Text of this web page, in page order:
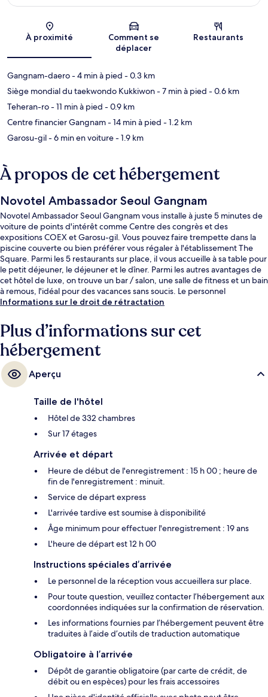
Carte
À proximité
Comment se
déplacer
Restaurants
Gangnam-daero- 4 min à pied - 0.3 km
Siège mondial du taekwondo Kukkiwon- 7 min à pied - 0.6 km
Teheran-ro- 11 min à pied - 0.9 km
Centre financier Gangnam- 14 min à pied - 1.2 km
Garosu-gil- 6 min en voiture- 1.9 km
À propos de cet hébergement
Novotel Ambassador Seoul Gangnam
Novotel Ambassador Seoul Gangnam vous installe à juste 5 minutes de
voiture de points d'intérêt comme Centre des congrès et des
expositions COEX et Garosu-gil. Vous pouvez faire trempette dans la
piscine couverte ou bien préférer vous régaler à l'établissement The
Square. Parmi les 5 restaurants sur place, il vous accueille à sa table pour
le petit déjeuner, le déjeuner et le dîner. Parmi les autres avantages de
cet hôtel de luxe, on trouve un bar / salon, une salle de fitness et un bain
à remous, l'idéal pour des vacances sans soucis. Le personnel
attentionné et la présentation générale remportent un vif succès auprès
distance à pied des transports publics : Station de métro Sinnonhyeon
se trouve à 4 min et Station Eonju, à 6 min.
Informations sur le droit de rétractation
Plus d’informations sur cet
hébergement
Aperçu
Taille de l'hôtel
Hôtel de 332 chambres
Sur 17 étages
Arrivée et départ
Heure de début de l'enregistrement : 15 h 00 ; heure de
fin de l'enregistrement : minuit.
Service de départ express
L'arrivée tardive est soumise à disponibilité
Âge minimum pour effectuer l'enregistrement : 19 ans
L'heure de départ est 12 h 00
Instructions spéciales d’arrivée
Le personnel de la réception vous accueillera sur place.
Pour toute question, veuillez contacter l’hébergement aux
coordonnées indiquées sur la confirmation de réservation.
Les informations fournies par l’hébergement peuvent être
traduites à l’aide d’outils de traduction automatique
Obligatoire à l’arrivée
Dépôt de garantie obligatoire (par carte de crédit, de
débit ou en espèces) pour les frais accessoires